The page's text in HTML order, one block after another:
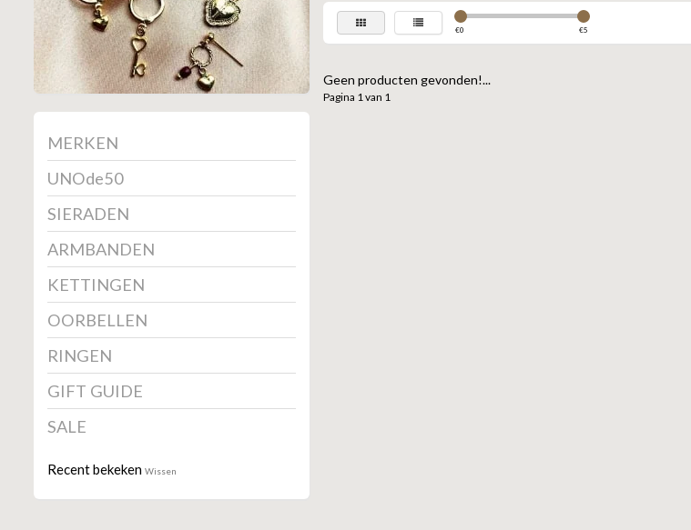
MERKEN
UNOde50
SIERADEN
ARMBANDEN
KETTINGEN
OORBELLEN
RINGEN
GIFT GUIDE
SALE
Recent bekeken Wissen
€0 €5
Geen producten gevonden!...
Pagina 1 van 1